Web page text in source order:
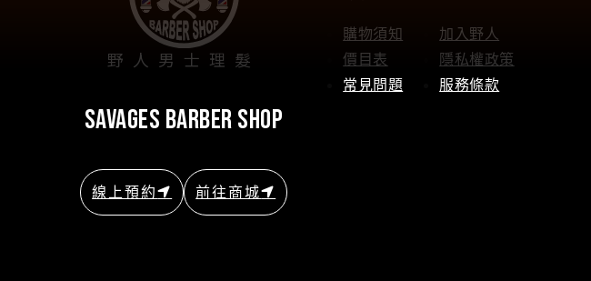
野人男士理髮
savages barber shop
線上預約 前往商城
購物須知
價目表
常見問題
加入野人
隱私權政策
服務條款